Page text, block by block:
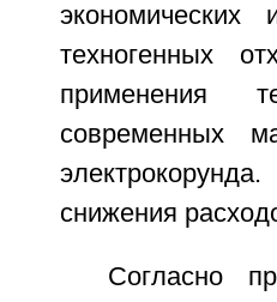
экономических
техногенных
применения
современных
снижения
Согласно